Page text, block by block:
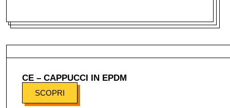
CE – CAPPUCCI IN EPDM
SCOPRI